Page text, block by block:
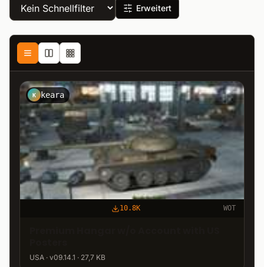
Erweitert
K keara
10.8K WOT
USA · v09.14.1 · 27,7 KB